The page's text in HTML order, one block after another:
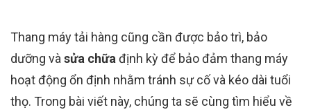
Thang máy tải hàng cũng cần được bảo trì, bảo
dưỡng và sửa chữa định kỳ để bảo đảm thang máy
hoạt động ổn định nhằm tránh sự cố và kéo dài tuổi
thọ. Trong bài viết này, chúng ta sẽ cùng tìm hiểu về